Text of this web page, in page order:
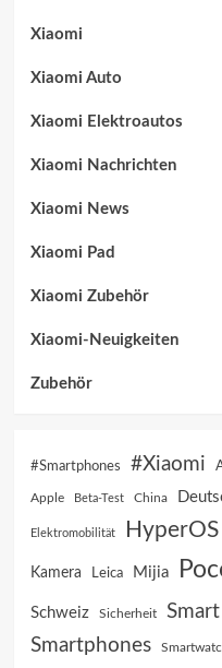
Xiaomi
Xiaomi Auto
Xiaomi Elektroautos
Xiaomi Nachrichten
Xiaomi News
Xiaomi Pad
Xiaomi Zubehör
Xiaomi-Neuigkeiten
Zubehör
#Smartphones #Xiaomi
Apple Beta-Test China
Elektromobilität HyperOS
Kamera Leica Mijia
Schweiz Sicherheit
Smartphones